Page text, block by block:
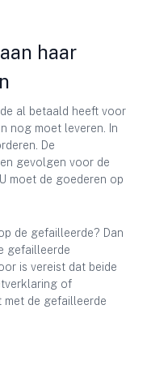
haar
al betaald heeft voor
nog moet leveren. In
De
gevolgen voor de
moet de goederen op
de gefailleerde? Dan
gefailleerde
is vereist dat beide
of
de gefailleerde